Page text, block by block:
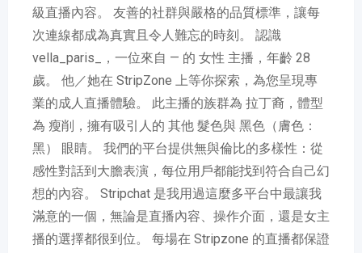
級直播內容。 友善的社群與嚴格的品質標準，讓每
次連線都成為真實且令人難忘的時刻。 認識
vella_paris_，一位來自 — 的 女性 主播，年齡 28
歲。 他／她在 StripZone 上等你探索，為您呈現專
業的成人直播體驗。 此主播的族群為 拉丁裔，體型
為 瘦削，擁有吸引人的 其他 髮色與 黑色（膚色：
黑） 眼睛。 我們的平台提供無與倫比的多樣性：從
感性對話到大膽表演，每位用戶都能找到符合自己幻
想的內容。 Stripchat 是我用過這麼多平台中最讓我
滿意的一個，無論是直播內容、操作介面，還是女主
播的選擇都很到位。 每場在 Stripzone 的直播都保證